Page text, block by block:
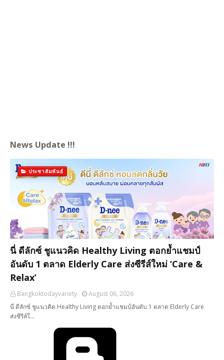
News Update !!!
ประชาสัมพันธ์
นี่ ดีลักซ์ ชูแนวคิด Healthy Living ตอกย้ำแชมป์
อันดับ 1 ตลาด Elderly Care ส่งซีรีส์ใหม่ ‘Care &
Relax’
Bangkoktodayvariety
August 06, 2026
นี่ ดีลักซ์ ชูแนวคิด Healthy Living ตอกย้ำแชมป์อันดับ 1 ตลาด Elderly Care
ส่งซีรีส์ใ…